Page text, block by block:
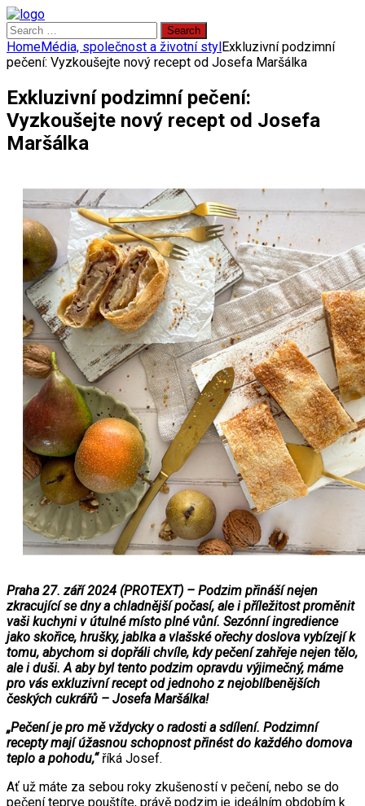
Search
for:
HomeMédia, společnost a životní stylExkluzivní podzimní
pečení: Vyzkoušejte nový recept od Josefa Maršálka
Exkluzivní podzimní pečení:
Vyzkoušejte nový recept od Josefa
Maršálka
Praha 27. září 2024 (PROTEXT) – Podzim přináší nejen
zkracující se dny a chladnější počasí, ale i příležitost proměnit
vaši kuchyni v útulné místo plné vůní. Sezónní ingredience
jako skořice, hrušky, jablka a vlašské ořechy doslova vybízejí k
tomu, abychom si dopřáli chvíle, kdy pečení zahřeje nejen tělo,
ale i duši. A aby byl tento podzim opravdu výjimečný, máme
pro vás exkluzivní recept od jednoho z nejoblíbenějších
českých cukrářů – Josefa Maršálka!
„Pečení je pro mě vždycky o radosti a sdílení. Podzimní
recepty mají úžasnou schopnost přinést do každého domova
teplo a pohodu,“říká Josef.
Ať už máte za sebou roky zkušeností v pečení, nebo se do
pečení teprve pouštíte, právě podzim je ideálním obdobím k